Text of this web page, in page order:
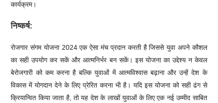
कार्यक्रम।
निष्कर्ष:
रोजगार संगम योजना 2024 एक ऐसा मंच प्रदान करती है जिससे युवा अपने कौशल
का सही उपयोग कर सकें और आत्मनिर्भर बन सकें। इस योजना का उद्देश्य न केवल
बेरोजगारी को कम करना है बल्कि युवाओं में आत्मविश्वास बढ़ाना और उन्हें देश के
विकास में योगदान देने के लिए प्रेरित करना भी है। यदि इस योजना को सही ढंग से
क्रियान्वित किया जाता है, तो यह देश के लाखों युवाओं के लिए एक नई उम्मीद साबित